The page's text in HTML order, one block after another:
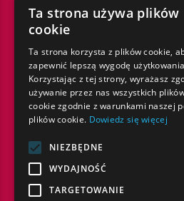
GODZINY
Sobota – Niedziela
SKONTAKTUJ SIĘ
Ta strona używa plików
cookie
Ta strona korzysta z plików cookie,
zapewnić lepszą wygodę
Korzystając z tej strony, wyrażasz
używanie przez nas wszystkich
cookie zgodnie z warunkami naszej
plików cookie. Dowiedz się więcej
NIEZBĘDNE
WYDAJNOŚĆ
TARGETOWANIE